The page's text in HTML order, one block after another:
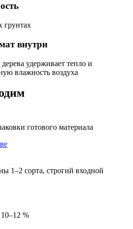
грунтах
внутри
удерживает тепло и
влажность воздуха
готового материала
1–2 сорта, строгий входной
%